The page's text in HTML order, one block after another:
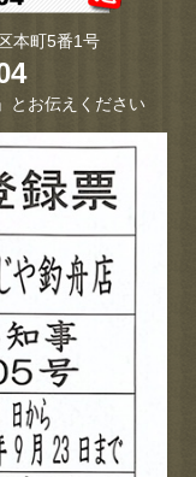
本町5番1号
とお伝えください